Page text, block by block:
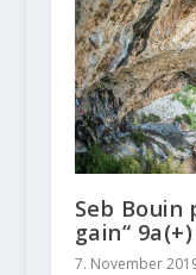
Seb Bouin
gain“ 9a(+)
7. November